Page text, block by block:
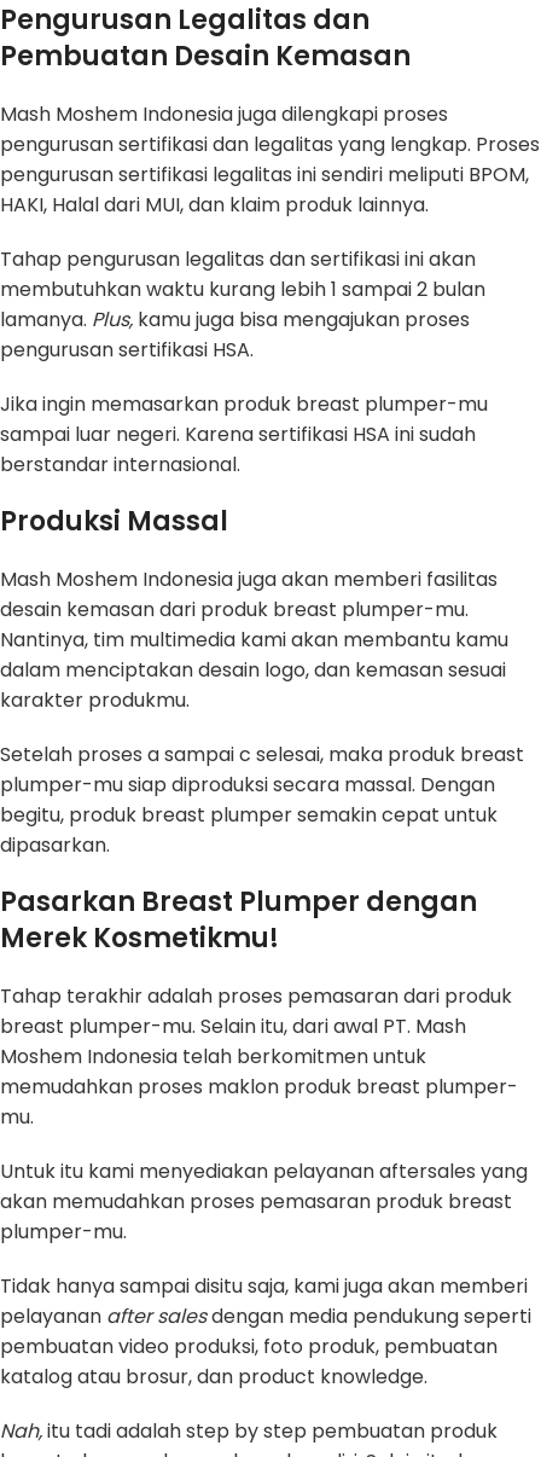
Pengurusan Legalitas dan
Pembuatan Desain Kemasan
Mash Moshem Indonesia juga dilengkapi proses
pengurusan sertifikasi dan legalitas yang lengkap. Proses
pengurusan sertifikasi legalitas ini sendiri meliputi BPOM,
HAKI, Halal dari MUI, dan klaim produk lainnya.
Tahap pengurusan legalitas dan sertifikasi ini akan
membutuhkan waktu kurang lebih 1 sampai 2 bulan
lamanya. Plus, kamu juga bisa mengajukan proses
pengurusan sertifikasi HSA.
Jika ingin memasarkan produk breast plumper-mu
sampai luar negeri. Karena sertifikasi HSA ini sudah
berstandar internasional.
Produksi Massal
Mash Moshem Indonesia juga akan memberi fasilitas
desain kemasan dari produk breast plumper-mu.
Nantinya, tim multimedia kami akan membantu kamu
dalam menciptakan desain logo, dan kemasan sesuai
karakter produkmu.
Setelah proses a sampai c selesai, maka produk breast
plumper-mu siap diproduksi secara massal. Dengan
begitu, produk breast plumper semakin cepat untuk
dipasarkan.
Pasarkan Breast Plumper dengan
Merek Kosmetikmu!
Tahap terakhir adalah proses pemasaran dari produk
breast plumper-mu. Selain itu, dari awal PT. Mash
Moshem Indonesia telah berkomitmen untuk
memudahkan proses maklon produk breast plumper-
mu.
Untuk itu kami menyediakan pelayanan aftersales yang
akan memudahkan proses pemasaran produk breast
plumper-mu.
Tidak hanya sampai disitu saja, kami juga akan memberi
pelayanan after salesdengan media pendukung seperti
pembuatan video produksi, foto produk, pembuatan
katalog atau brosur, dan product knowledge.
Nah,itu tadi adalah step by step pembuatan produk